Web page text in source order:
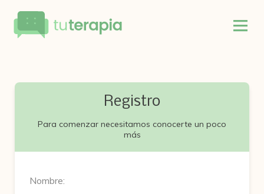
Registro
Para comenzar necesitamos conocerte un poco
más
Nombre: